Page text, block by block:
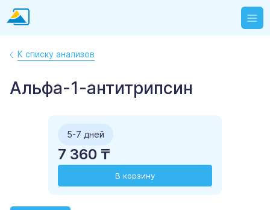
К списку анализов
Альфа-1-антитрипсин
5-7 дней
7 360 ₸
В корзину